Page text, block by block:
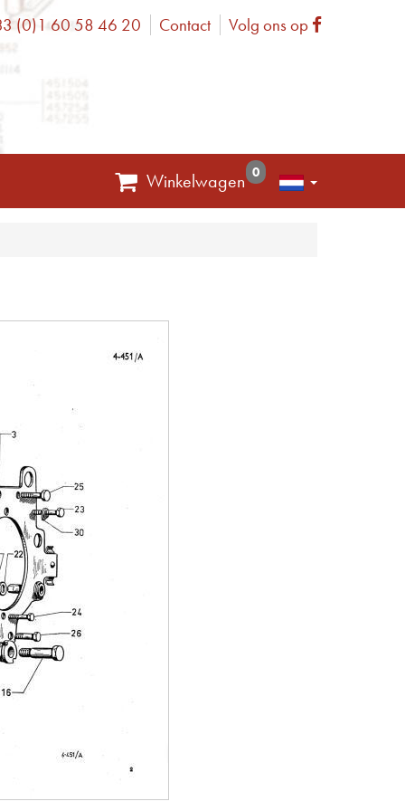
(0)1 60 58 46 20 Contact Volg ons op Facebook
Winkelwagen 0